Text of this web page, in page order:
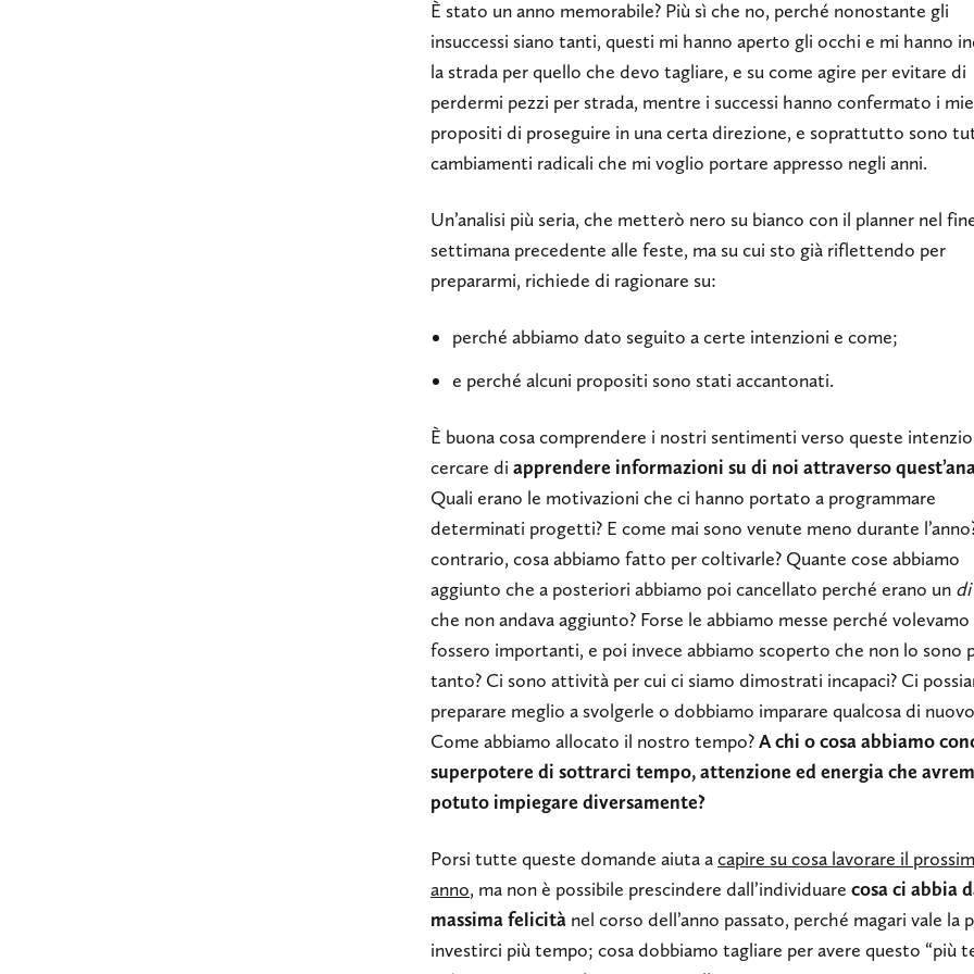
È stato un anno memorabile? Più sì che no, perché nonostante gli
insuccessi siano tanti, questi mi hanno aperto gli occhi e mi hanno
la strada per quello che devo tagliare, e su come agire per evitare di
perdermi pezzi per strada, mentre i successi hanno confermato i
propositi di proseguire in una certa direzione, e soprattutto sono
cambiamenti radicali che mi voglio portare appresso negli anni.
Un’analisi più seria, che metterò nero su bianco con il planner nel
settimana precedente alle feste, ma su cui sto già riflettendo per
prepararmi, richiede di ragionare su:
perché abbiamo dato seguito a certe intenzioni e come;
e perché alcuni propositi sono stati accantonati.
È buona cosa comprendere i nostri sentimenti verso queste
cercare di apprendere informazioni su di noi attraverso
Quali erano le motivazioni che ci hanno portato a programmare
determinati progetti? E come mai sono venute meno durante
contrario, cosa abbiamo fatto per coltivarle? Quante cose abbiamo
aggiunto che a posteriori abbiamo poi cancellato perché erano un
che non andava aggiunto? Forse le abbiamo messe perché volevamo
fossero importanti, e poi invece abbiamo scoperto che non lo sono
tanto? Ci sono attività per cui ci siamo dimostrati incapaci? Ci
preparare meglio a svolgerle o dobbiamo imparare qualcosa di
Come abbiamo allocato il nostro tempo?A chi o cosa abbiamo
superpotere di sottrarci tempo, attenzione ed energia che
potuto impiegare diversamente?
Porsi tutte queste domande aiuta acapire su cosa lavorare il
anno, ma non è possibile prescindere dall’individuare cosa ci abbia
massima felicità nel corso dell’anno passato, perché magari vale la
investirci più tempo; cosa dobbiamo tagliare per avere questo “più